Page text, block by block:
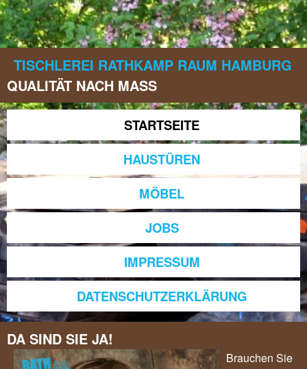
Direkt
zum
Inhalt
TISCHLEREI RATHKAMP RAUM HAMBURG
QUALITÄT NACH MASS
U
T
N
STARTSEITE
HAUSTÜREN
MÖBEL
JOBS
IMPRESSUM
DATENSCHUTZERKLÄRUNG
DA SIND SIE JA!
Brauchen Sie